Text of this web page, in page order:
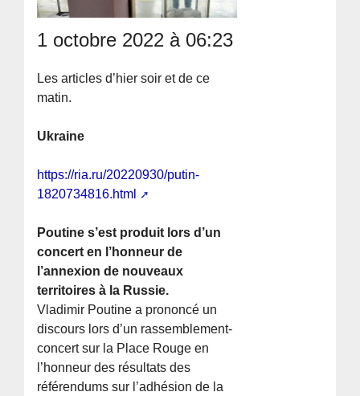
1 octobre 2022 à 06:23
Les articles d’hier soir et de ce
matin.
Ukraine
https://ria.ru/20220930/putin-
1820734816.html
Poutine s’est produit lors d’un
concert en l’honneur de
l’annexion de nouveaux
territoires à la Russie.
Vladimir Poutine a prononcé un
discours lors d’un rassemblement-
concert sur la Place Rouge en
l’honneur des résultats des
référendums sur l’adhésion de la